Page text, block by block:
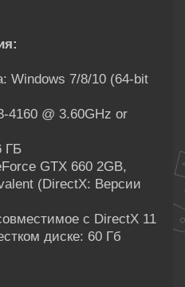
Windows 7/8/10 (64-bit
4160 @ 3.60GHz or
ГБ
GTX 660 2GB,
(DirectX: Версии
с DirectX 11
диске: 60 Гб